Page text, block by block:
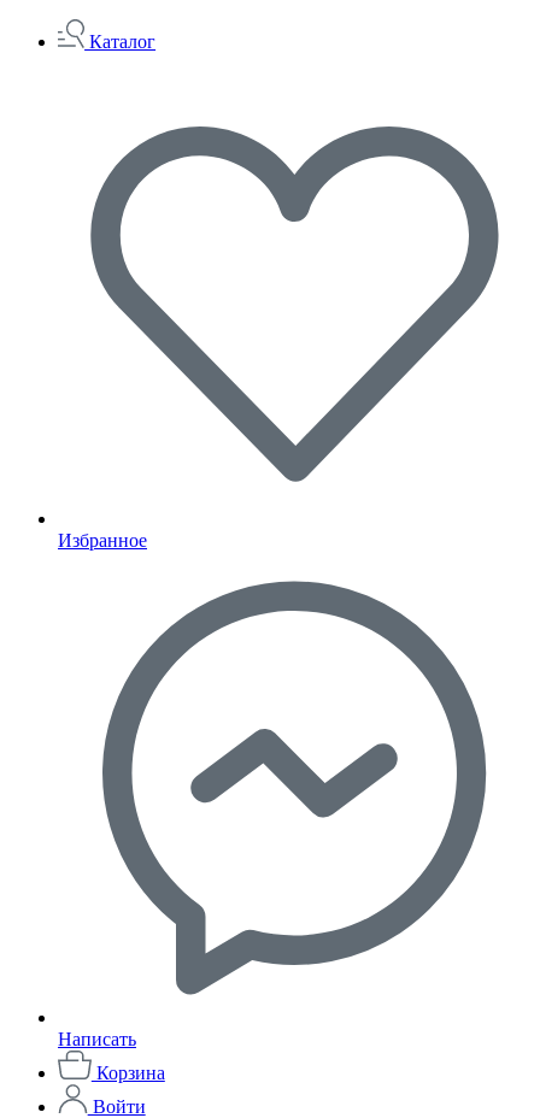
Каталог
Избранное
Написать
Корзина
Войти